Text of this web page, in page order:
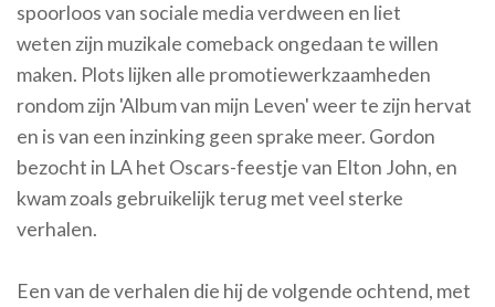
spoorloos van sociale media verdween en liet
weten zijn muzikale comeback ongedaan te willen
maken. Plots lijken alle promotiewerkzaamheden
rondom zijn 'Album van mijn Leven' weer te zijn hervat
en is van een inzinking geen sprake meer. Gordon
bezocht in LA het Oscars-feestje van Elton John, en
kwam zoals gebruikelijk terug met veel sterke
verhalen.
Een van de verhalen die hij de volgende ochtend, met